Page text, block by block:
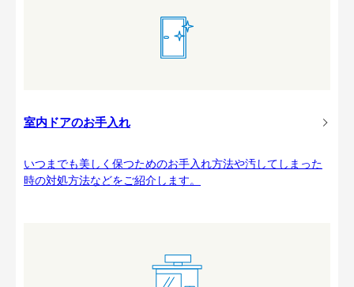
室内ドアのお手入れ
いつまでも美しく保つためのお手入れ方法や汚してしまった
時の対処方法などをご紹介します。